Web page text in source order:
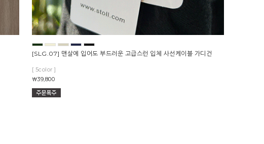
[SLG.07] 맨살에 입어도 부드러운 고급스런 입체 사선케이블 가디건
[ 5color ]
￦39,800